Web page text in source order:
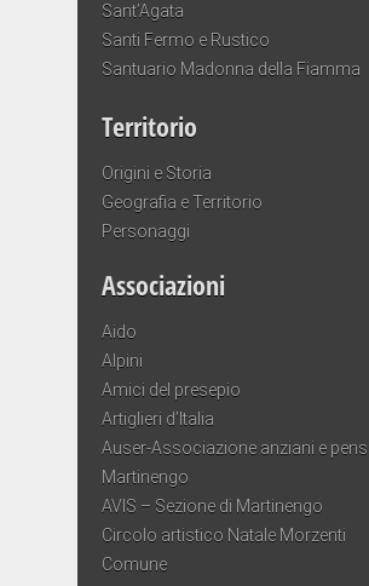
Sant’Agata
Santi Fermo e Rustico
Santuario Madonna della Fiamma
Territorio
Origini e Storia
Geografia e Territorio
Personaggi
Associazioni
Aido
Alpini
Amici del presepio
Artiglieri d’Italia
Auser-Associazione anziani e
Martinengo
AVIS – Sezione di Martinengo
Circolo artistico Natale Morzenti
Comune